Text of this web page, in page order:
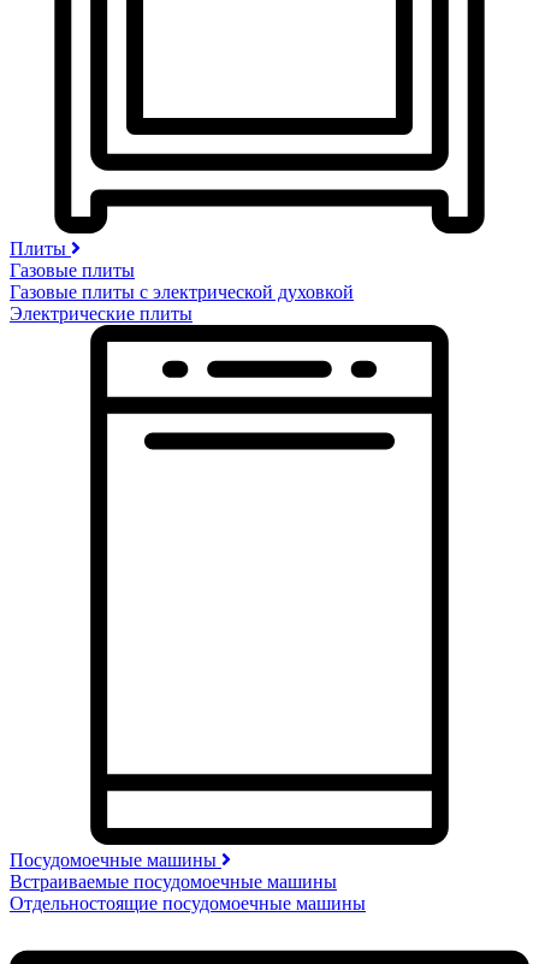
Плиты
Газовые плиты
Газовые плиты с электрической духовкой
Электрические плиты
Посудомоечные машины
Встраиваемые посудомоечные машины
Отдельностоящие посудомоечные машины